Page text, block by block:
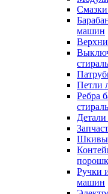
машин
Петли
Ребра
Шкивы
Ручки
машин